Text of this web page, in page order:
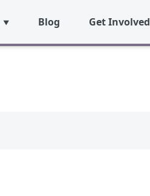
Blog Get Involved